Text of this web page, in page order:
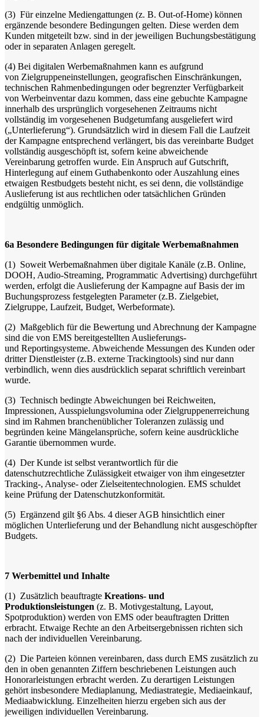
(3) Für einzelne Mediengattungen (z. B. Out-of-Home) können
ergänzende besondere Bedingungen gelten. Diese werden dem
Kunden mitgeteilt bzw. sind in der jeweiligen Buchungsbestätigung
oder in separaten Anlagen geregelt.
(4) Bei digitalen Werbemaßnahmen kann es aufgrund
von Zielgruppeneinstellungen, geografischen Einschränkungen,
technischen Rahmenbedingungen oder begrenzter Verfügbarkeit
von Werbeinventar dazu kommen, dass eine gebuchte Kampagne
innerhalb des ursprünglich vorgesehenen Zeitraums nicht
vollständig im vorgesehenen Budgetumfang ausgeliefert wird
(„Unterlieferung“). Grundsätzlich wird in diesem Fall die Laufzeit
der Kampagne entsprechend verlängert, bis das vereinbarte Budget
vollständig ausgeschöpft ist, sofern keine abweichende
Vereinbarung getroffen wurde. Ein Anspruch auf Gutschrift,
Hinterlegung auf einem Guthabenkonto oder Auszahlung eines
etwaigen Restbudgets besteht nicht, es sei denn, die vollständige
Auslieferung ist aus rechtlichen oder tatsächlichen Gründen
endgültig unmöglich.
6a Besondere Bedingungen für digitale Werbemaßnahmen
(1) Soweit Werbemaßnahmen über digitale Kanäle (z.B. Online,
DOOH, Audio-Streaming, Programmatic Advertising) durchgeführt
werden, erfolgt die Auslieferung der Kampagne auf Basis der im
Buchungsprozess festgelegten Parameter (z.B. Zielgebiet,
Zielgruppe, Laufzeit, Budget, Werbeformate).
(2) Maßgeblich für die Bewertung und Abrechnung der Kampagne
sind die von EMS bereitgestellten Auslieferungs-
und Reportingsysteme. Abweichende Messungen des Kunden oder
dritter Dienstleister (z.B. externe Trackingtools) sind nur dann
verbindlich, wenn dies ausdrücklich separat schriftlich vereinbart
wurde.
(3) Technisch bedingte Abweichungen bei Reichweiten,
Impressionen, Ausspielungsvolumina oder Zielgruppenerreichung
sind im Rahmen branchenüblicher Toleranzen zulässig und
begründen keine Mängelansprüche, sofern keine ausdrückliche
Garantie übernommen wurde.
(4) Der Kunde ist selbst verantwortlich für die
datenschutzrechtliche Zulässigkeit etwaiger von ihm eingesetzter
Tracking-, Analyse- oder Zielseitentechnologien. EMS schuldet
keine Prüfung der Datenschutzkonformität.
(5) Ergänzend gilt §6 Abs. 4 dieser AGB hinsichtlich einer
möglichen Unterlieferung und der Behandlung nicht ausgeschöpfter
Budgets.
7 Werbemittel und Inhalte
(1) Zusätzlich beauftragte Kreations- und
Produktionsleistungen (z. B. Motivgestaltung, Layout,
Spotproduktion) werden von EMS oder beauftragten Dritten
erbracht. Etwaige Rechte an den Arbeitsergebnissen richten sich
nach der individuellen Vereinbarung.
(2) Die Parteien können vereinbaren, dass durch EMS zusätzlich zu
den in oben genannten Ziffern beschriebenen Leistungen auch
Honorarleistungen erbracht werden. Zu derartigen Leistungen
gehört insbesondere Mediaplanung, Mediastrategie, Mediaeinkauf,
Mediaabwicklung. Einzelheiten hierzu ergeben sich aus der
jeweiligen individuellen Vereinbarung.